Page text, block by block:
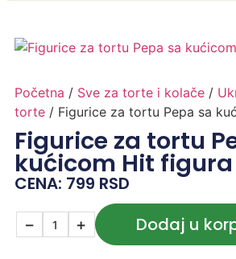
Početna / Sve za torte i kolače/
torte/ Figurice za tortu Pepa sa
Figurice za tortu
kućicom Hit figura
CENA: 799 RSD
− + Dodaj u